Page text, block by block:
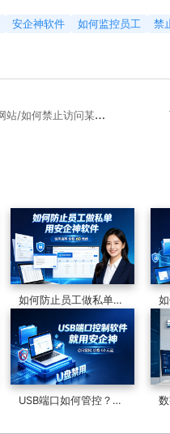
安企神软件 如何监控员工 禁
站/如何禁止访问某个
如何防止员工做私单？
单现象，保护企业订单
计
USB端口如何管控？推